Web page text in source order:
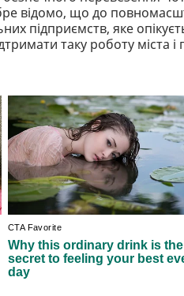
відомо, що до
підприємств, яке
таку роботу міста і